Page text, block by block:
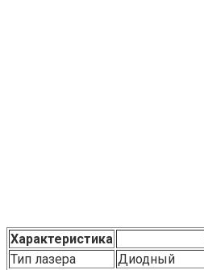
Характеристика
Тип лазера
Диодный